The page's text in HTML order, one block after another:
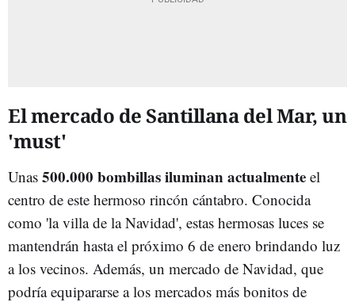
El mercado de Santillana del Mar, un
'must'
Unas 500.000 bombillas iluminan actualmente el
centro de este hermoso rincón cántabro. Conocida
como 'la villa de la Navidad', estas hermosas luces se
mantendrán hasta el próximo 6 de enero brindando luz
a los vecinos. Además, un mercado de Navidad, que
podría equipararse a los mercados más bonitos de